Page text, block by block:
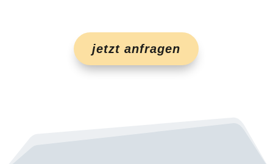
jetzt anfragen